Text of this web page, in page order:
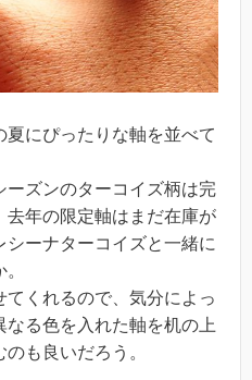
にぴったりな軸を並べて
ズンのターコイズ柄は完
年の限定軸はまだ在庫が
ーナターコイズと一緒に
てくれるので、気分によっ
る色を入れた軸を机の上
も良いだろう。